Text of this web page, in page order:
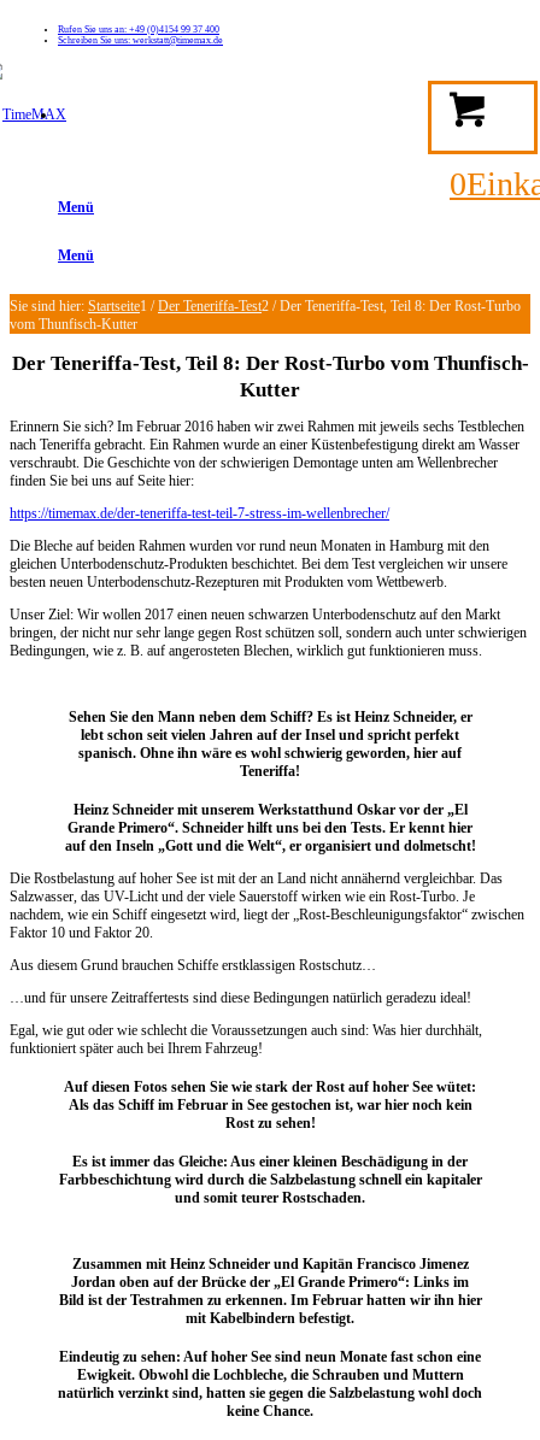
Rufen Sie uns an: +49 (0)4154 99 37 400
Schreiben Sie uns: werkstatt@timemax.de
0
Menü
Menü
Sie sind hier: Startseite1 / Der Teneriffa-Test2 / Der Teneriffa-Test, Teil 8: Der Rost-Turbo
vom Thunfisch-Kutter
Der Teneriffa-Test, Teil 8: Der Rost-Turbo vom Thunfisch-
Kutter
Erinnern Sie sich? Im Februar 2016 haben wir zwei Rahmen mit jeweils sechs Testblechen
nach Teneriffa gebracht. Ein Rahmen wurde an einer Küstenbefestigung direkt am Wasser
verschraubt. Die Geschichte von der schwierigen Demontage unten am Wellenbrecher
finden Sie bei uns auf Seite hier:
https://timemax.de/der-teneriffa-test-teil-7-stress-im-wellenbrecher/
Die Bleche auf beiden Rahmen wurden vor rund neun Monaten in Hamburg mit den
gleichen Unterbodenschutz-Produkten beschichtet. Bei dem Test vergleichen wir unsere
besten neuen Unterbodenschutz-Rezepturen mit Produkten vom Wettbewerb.
Unser Ziel: Wir wollen 2017 einen neuen schwarzen Unterbodenschutz auf den Markt
bringen, der nicht nur sehr lange gegen Rost schützen soll, sondern auch unter schwierigen
Bedingungen, wie z. B. auf angerosteten Blechen, wirklich gut funktionieren muss.
Sehen Sie den Mann neben dem Schiff? Es ist Heinz Schneider, er
lebt schon seit vielen Jahren auf der Insel und spricht perfekt
spanisch. Ohne ihn wäre es wohl schwierig geworden, hier auf
Teneriffa!
Heinz Schneider mit unserem Werkstatthund Oskar vor der „El
Grande Primero“. Schneider hilft uns bei den Tests. Er kennt hier
auf den Inseln „Gott und die Welt“, er organisiert und dolmetscht!
Die Rostbelastung auf hoher See ist mit der an Land nicht annähernd vergleichbar. Das
Salzwasser, das UV-Licht und der viele Sauerstoff wirken wie ein Rost-Turbo. Je
nachdem, wie ein Schiff eingesetzt wird, liegt der „Rost-Beschleunigungsfaktor“ zwischen
Faktor 10 und Faktor 20.
Aus diesem Grund brauchen Schiffe erstklassigen Rostschutz…
…und für unsere Zeitraffertests sind diese Bedingungen natürlich geradezu ideal!
Egal, wie gut oder wie schlecht die Voraussetzungen auch sind: Was hier durchhält,
funktioniert später auch bei Ihrem Fahrzeug!
Auf diesen Fotos sehen Sie wie stark der Rost auf hoher See wütet:
Als das Schiff im Februar in See gestochen ist, war hier noch kein
Rost zu sehen!
Es ist immer das Gleiche: Aus einer kleinen Beschädigung in der
Farbbeschichtung wird durch die Salzbelastung schnell ein kapitaler
und somit teurer Rostschaden.
Zusammen mit Heinz Schneider und Kapitän Francisco Jimenez
Jordan oben auf der Brücke der „El Grande Primero“: Links im
Bild ist der Testrahmen zu erkennen. Im Februar hatten wir ihn hier
mit Kabelbindern befestigt.
Eindeutig zu sehen: Auf hoher See sind neun Monate fast schon eine
Ewigkeit. Obwohl die Lochbleche, die Schrauben und Muttern
natürlich verzinkt sind, hatten sie gegen die Salzbelastung wohl doch
keine Chance.